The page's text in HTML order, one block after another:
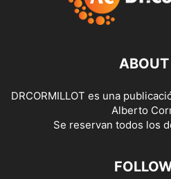
DRCORMILLOT es una
Alberto
Se reservan todos los